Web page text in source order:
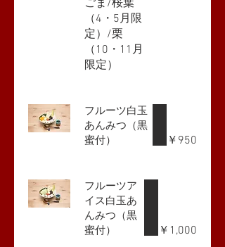
ごま/桜葉
（4・5月限
定）/栗
（10・11月
限定）
フルーツ白玉
あんみつ（黒
蜜付）
￥950
フルーツア
イス白玉あ
んみつ（黒
蜜付）
￥1,000